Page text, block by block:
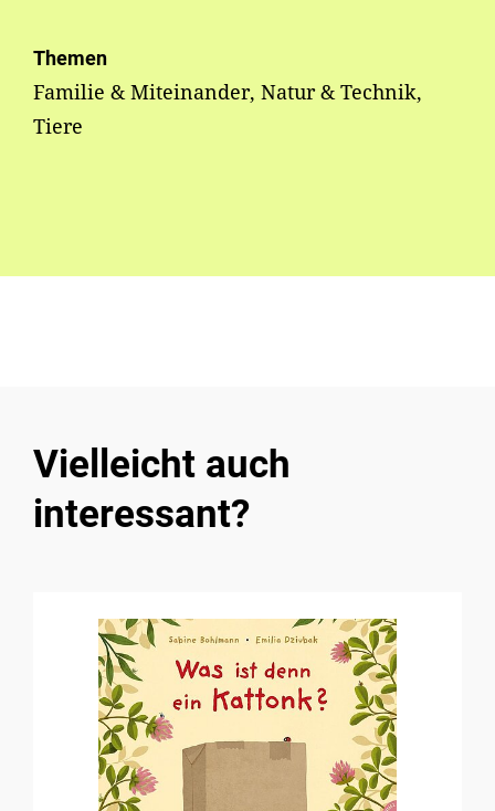
Themen
Familie & Miteinander, Natur & Technik,
Tiere
Vielleicht auch
interessant?